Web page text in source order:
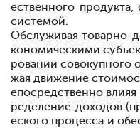
ественного
системой.
Обслуживая
кономическими
ровании совокупного
жая движение
епосредственно
ределение доходов
еского процесса и